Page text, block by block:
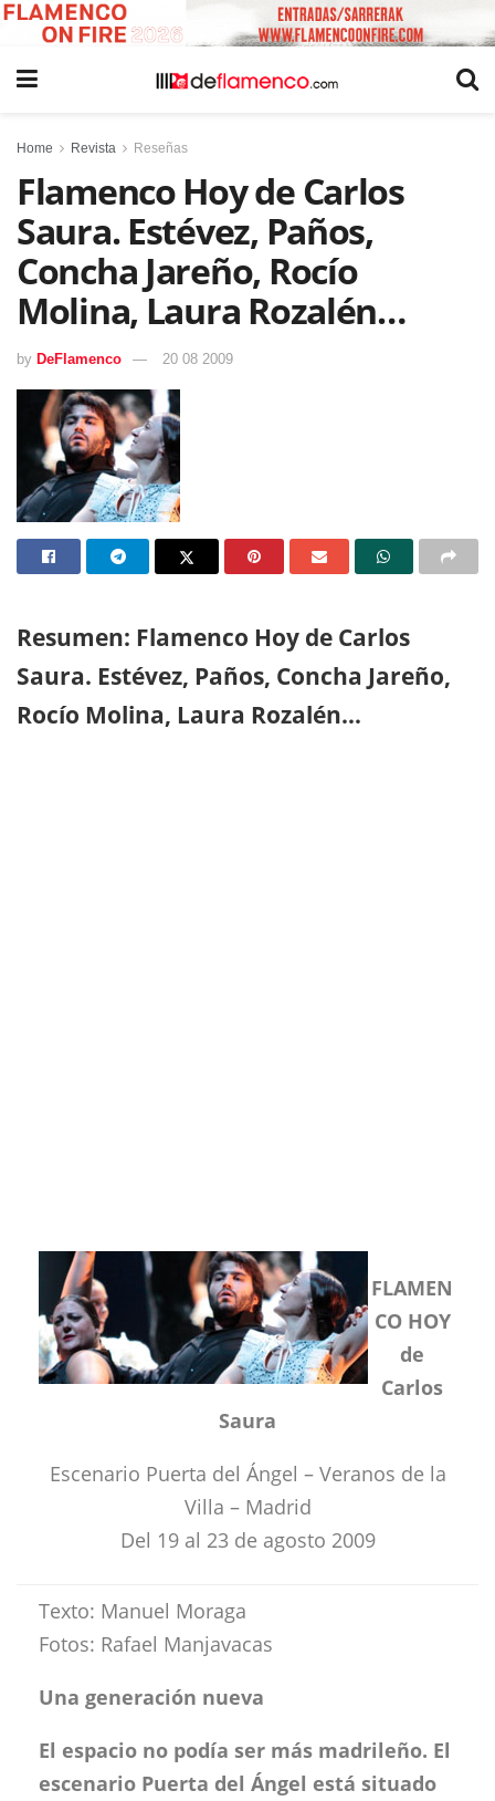
Home Revista Reseñas
Flamenco Hoy de Carlos
Saura. Estévez, Paños,
Concha Jareño, Rocío
Molina, Laura Rozalén…
by DeFlamenco 20 08 2009
Resumen: Flamenco Hoy de Carlos
Saura. Estévez, Paños, Concha Jareño,
Rocío Molina, Laura Rozalén…
FLAMEN
CO HOY
de
Carlos
Saura
Escenario Puerta del Ángel – Veranos de la
Villa – Madrid
Del 19 al 23 de agosto 2009
Texto: Manuel Moraga
Fotos: Rafael Manjavacas
Una generación nueva
El espacio no podía ser más madrileño. El
escenario Puerta del Ángel está situado